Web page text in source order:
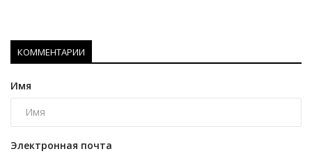
КОММЕНТАРИИ
Имя
Электронная почта